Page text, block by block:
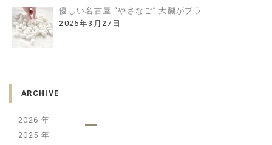
優しい名古屋 “やさなご” 大醐がブラ…
2026年3月27日
ARCHIVE
2026
2025